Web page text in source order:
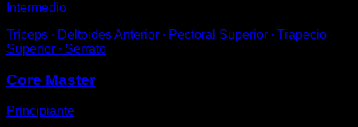
Intermedio
Tríceps ∙ Deltoides Anterior ∙ Pectoral Superior ∙ Trapecio
Superior ∙ Serrato
Core Master
Principiante